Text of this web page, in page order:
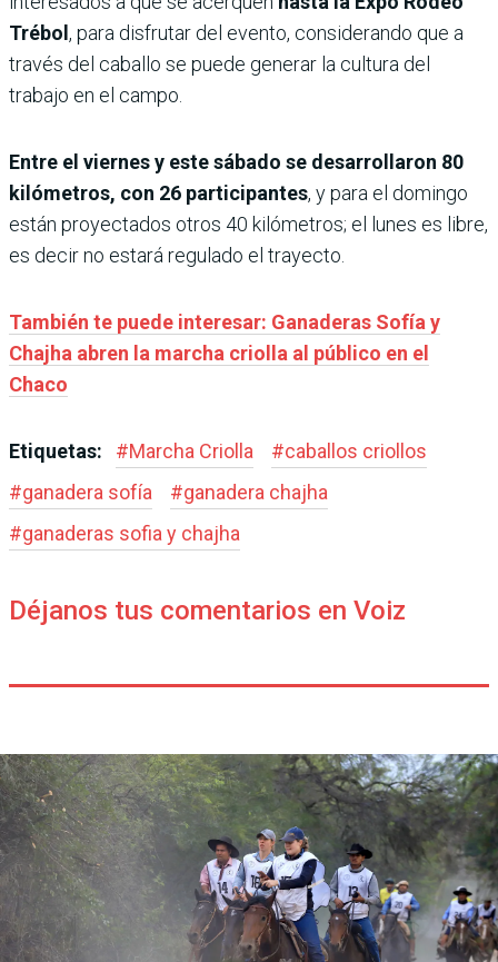
Trébol , para disfrutar del evento, considerando que a
través del caballo se puede generar la cultura del
trabajo en el campo.
Entre el viernes y este sábado se desarrollaron 80
kilómetros, con 26 participantes, y para el domingo
están proyectados otros 40 kilómetros; el lunes es libre,
es decir no estará regulado el trayecto.
También te puede interesar: Ganaderas Sofía y
Chajha abren la marcha criolla al público en el
Chaco
Etiquetas: #Marcha Criolla #caballos criollos
#ganadera sofía #ganadera chajha
#ganaderas sofia y chajha
Déjanos tus comentarios en Voiz